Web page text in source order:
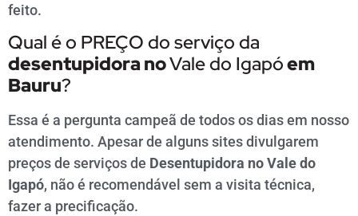
feito.
Qual é o PREÇO do serviço da
desentupidora noVale do Igapóem
Bauru?
Essa é a pergunta campeã de todos os dias em nosso
atendimento. Apesar de alguns sites divulgarem
preços de serviços de Desentupidora no Vale do
Igapó, não é recomendável sem a visita técnica,
fazer a precificação.